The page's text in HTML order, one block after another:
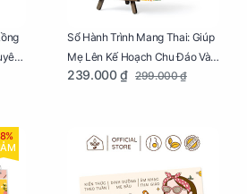
Sổ Hành Trình Mang Thai: Giúp
Mẹ Lên Kế Hoạch Chu Đáo Và
Lưu Giữ Kỷ Niệm Mang Thai
239.000 ₫ 299.000 ₫